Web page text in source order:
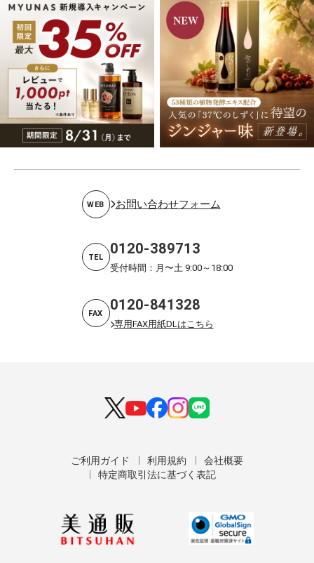
WEB お問い合わせフォーム
TEL 0120-389713
受付時間：月〜土 9:00～18:00
FAX 0120-841328
専用FAX用紙DLはこちら
ご利用ガイド 利用規約
会社概要
特定商取引法に基づく表記